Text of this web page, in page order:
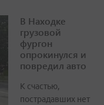
В Находке
грузовой
фургон
опрокинулся и
повредил авто
К счастью,
пострадавших нет